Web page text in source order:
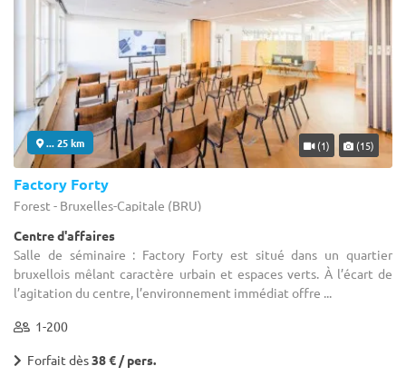
... 25 km (1) (15)
Factory Forty
Forest - Bruxelles-Capitale (BRU)
Centre d'affaires
Salle de séminaire : Factory Forty est situé dans un quartier
bruxellois mêlant caractère urbain et espaces verts. À l’écart de
l’agitation du centre, l’environnement immédiat offre ...
1-200
Forfait dès38 € / pers.